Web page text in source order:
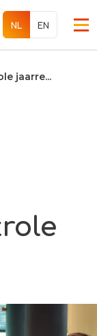
NL EN
jaarre...